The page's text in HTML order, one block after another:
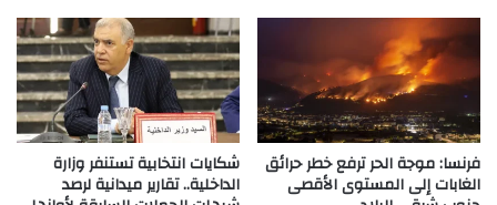
فرنسا: موجة الحر ترفع خطر حرائق
الغابات إلى المستوى الأقصى
شكايات انتخابية تستنفر وزارة
الداخلية.. تقارير ميدانية لرصد